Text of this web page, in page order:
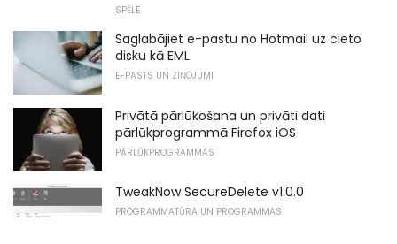
SPĒLE
Saglabājiet e-pastu no Hotmail uz cieto
disku kā EML
E-PASTS UN ZIŅOJUMI
Privātā pārlūkošana un privāti dati
pārlūkprogrammā Firefox iOS
PĀRLŪKPROGRAMMAS
TweakNow SecureDelete v1.0.0
PROGRAMMATŪRA UN PROGRAMMAS